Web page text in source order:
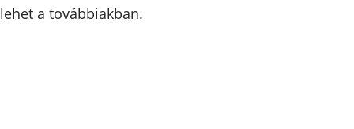
lehet a továbbiakban.